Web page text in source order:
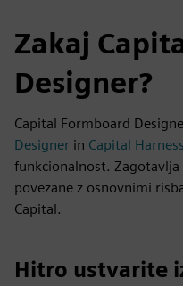
Zakaj
Designer?
Capital Formboard
Designer in Capital
funkcionalnost.
povezane z osnovnimi
Capital.
Hitro ustvarite